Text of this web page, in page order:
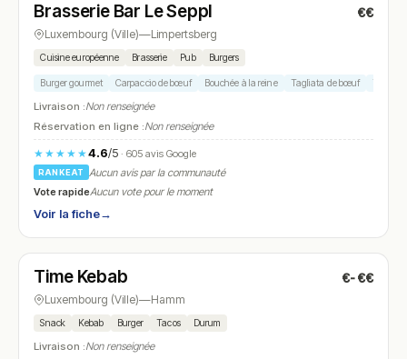
N° 17
Brasserie Bar Le Seppl €€
Luxembourg (Ville)—Limpertsberg
Cuisine européenne Brasserie Pub Burgers
Burger gourmet Carpaccio de bœuf Bouchée à la reine Tagliata de bœuf Tartare
Livraison :Non renseignée
Réservation en ligne :Non renseignée
★★★★★4.6/5· 605 avis Google
RANKEAT
Aucun avis par la communauté
Vote rapideAucun vote pour le moment
Voir la fiche→
N° 18
Time Kebab €-€€
Luxembourg (Ville)—Hamm
Snack Kebab Burger Tacos Durum
Livraison :Non renseignée